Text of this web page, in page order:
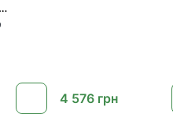
4 576 грн